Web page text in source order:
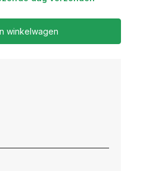
winkelwagen